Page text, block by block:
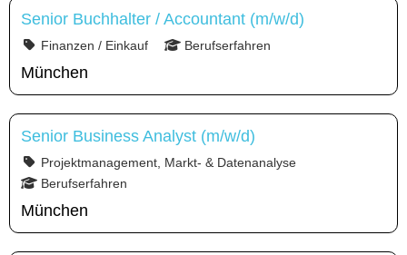
Senior Buchhalter / Accountant (m/w/d)
Finanzen / Einkauf Berufserfahren
München
Senior Business Analyst (m/w/d)
Projektmanagement, Markt- & Datenanalyse
Berufserfahren
München